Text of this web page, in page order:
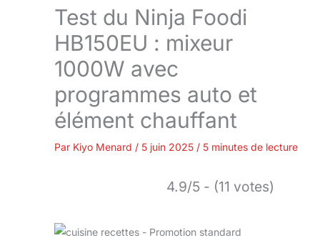
Test du Ninja Foodi
HB150EU : mixeur
1000W avec
programmes auto et
élément chauffant
Par Kiyo Menard / 5 juin 2025 / 5 minutes de lecture
4.9/5 - (11 votes)